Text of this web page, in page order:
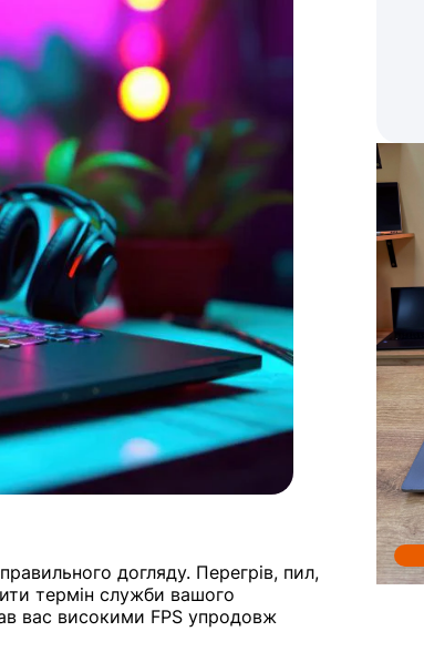
догляду. Перегрів, пил,
термін служби вашого
вас високими FPS упродовж